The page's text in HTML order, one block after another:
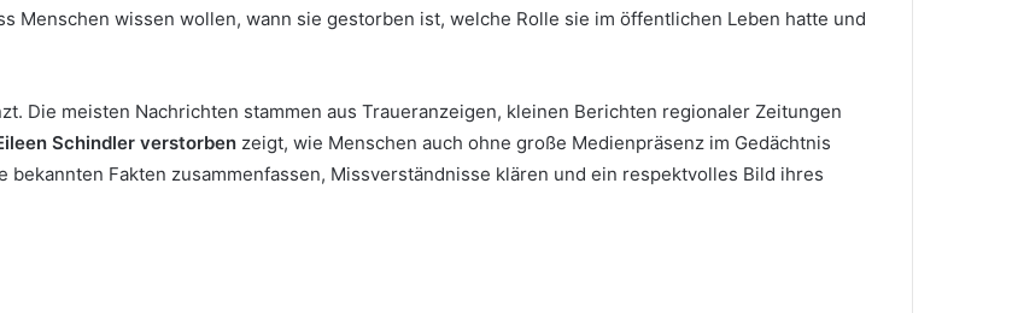
Menschen wissen wollen, wann sie gestorben ist, welche Rolle sie im öffentlichen Leben hatte und
Die meisten Nachrichten stammen aus Traueranzeigen, kleinen Berichten regionaler Zeitungen
Schindler verstorben zeigt, wie Menschen auch ohne große Medienpräsenz im Gedächtnis
Fakten zusammenfassen, Missverständnisse klären und ein respektvolles Bild ihres